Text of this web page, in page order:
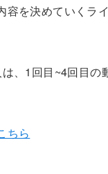
容を決めていくラ
、1回目~4回目の
ちら